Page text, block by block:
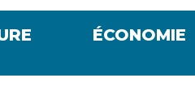
ÉCONOMIE